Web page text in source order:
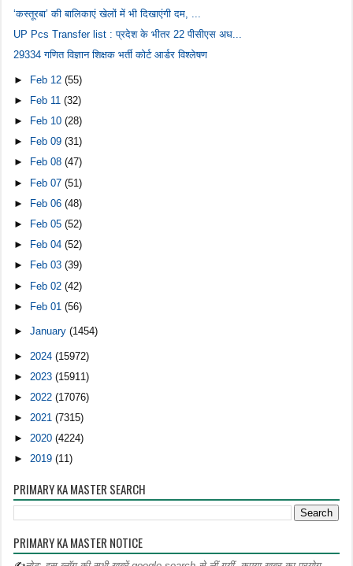
‘कस्तूरबा’ की बालिकाएं खेलों में भी दिखाएंगी दम, ...
UP Pcs Transfer list : प्रदेश के भीतर 22 पीसीएस अध...
29334 गणित विज्ञान शिक्षक भर्ती कोर्ट आर्डर विश्लेषण
► Feb 12(55)
►
Feb 11(32)
►
Feb 10(28)
►
Feb 09(31)
►
Feb 08(47)
► Feb 07(51)
►
Feb 06(48)
►
Feb 05(52)
►
Feb 04(52)
►
Feb 03(39)
► Feb 02(42)
►
Feb 01(56)
►January(1454)
► 2024(15972)
► 2023(15911)
► 2022(17076)
►2021(7315)
►2020(4224)
►2019(11)
PRIMARY KA MASTER SEARCH
PRIMARY KA MASTER NOTICE